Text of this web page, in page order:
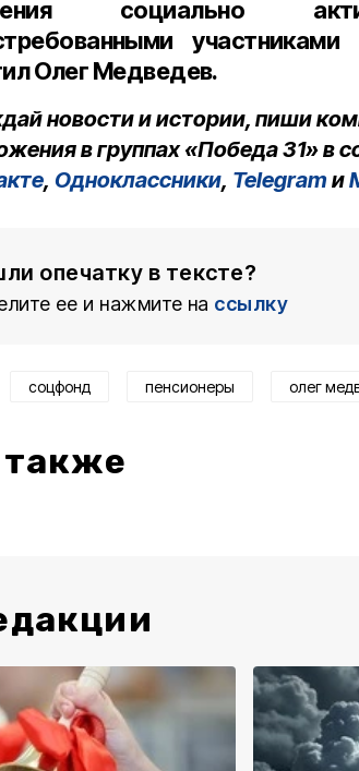
социально
Олег Медведев.
новости и истории, пиши
в группах «Победа 31» в
, Одноклассники, Telegram и
опечатку в тексте?
ее и нажмите на ссылку
соцфонд пенсионеры олег